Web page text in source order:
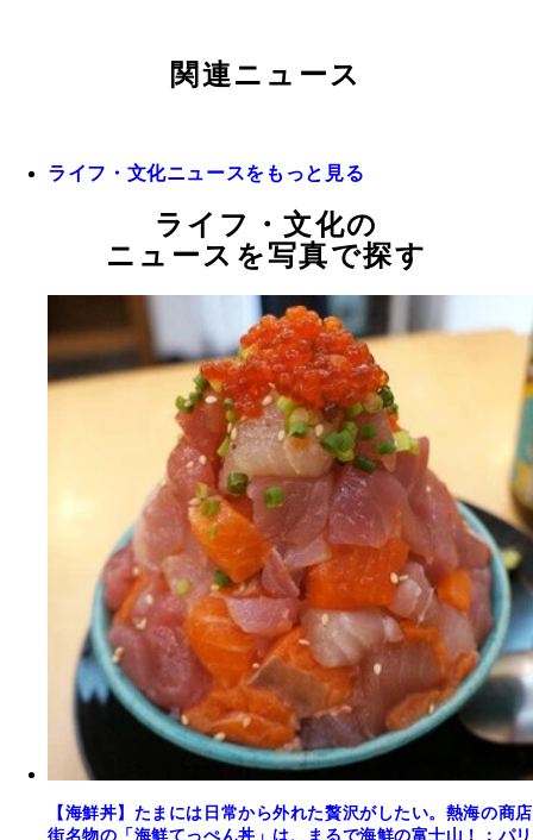
関連ニュース
ライフ・文化ニュースをもっと見る
ライフ・文化の
ニュースを写真で探す
【海鮮丼】たまには日常から外れた贅沢がしたい。熱海の商店
街名物の「海鮮てっぺん丼」は、まるで海鮮の富士山！：パリ